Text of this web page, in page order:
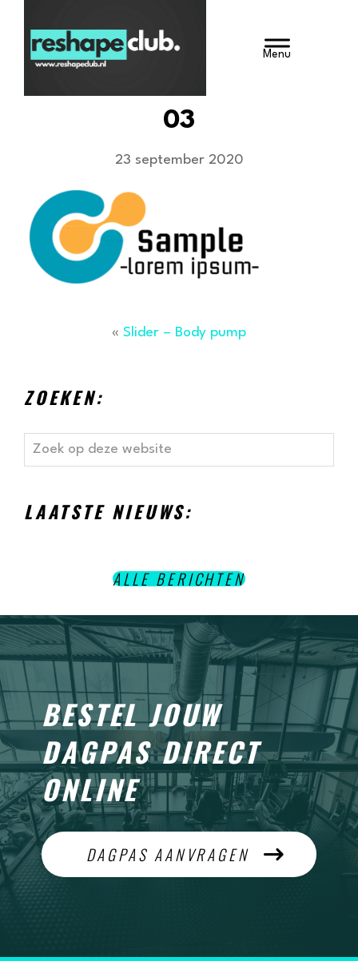
naar
de
inhoud
03
23 september 2020
« Slider – Body pump
ZOEKEN:
Zoek
op
website
LAATSTE NIEUWS:
ALLE BERICHTEN
BESTEL JOUW
DAGPAS DIRECT
ONLINE
DAGPAS AANVRAGEN